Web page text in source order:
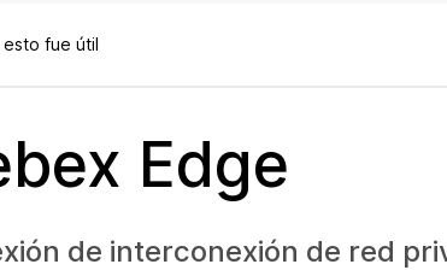
fue útil
Edge
de interconexión de red